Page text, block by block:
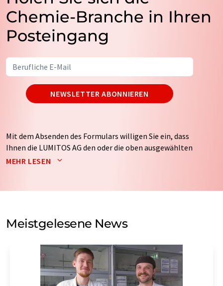
Chemie-Branche in Ihren
Posteingang
NEWSLETTER ABONNIEREN
Mit dem Absenden des Formulars willigen Sie ein, dass
Ihnen die LUMITOS AG den oder die oben ausgewählten
Newsletter per E-Mail zusendet. Ihre Daten werden
auf Basis unsererDatenschutzerklärung. LUMITOS darf
Meinungsforschung per E-Mail kontaktieren. Ihre
Einwilligung können Sie jederzeit ohne Angabe von
Str. 2, 12489 Berlin oder per E-Mail unter
widerruf@lumitos.commit Wirkung für die Zukunft
widerrufen. Zudem ist in jeder E-Mail ein Link zur
MEHR LESEN
Meistgelesene News